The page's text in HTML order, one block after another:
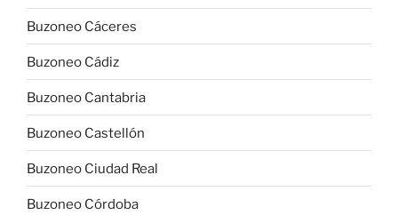
Buzoneo Cáceres
Buzoneo Cádiz
Buzoneo Cantabria
Buzoneo Castellón
Buzoneo Ciudad Real
Buzoneo Córdoba